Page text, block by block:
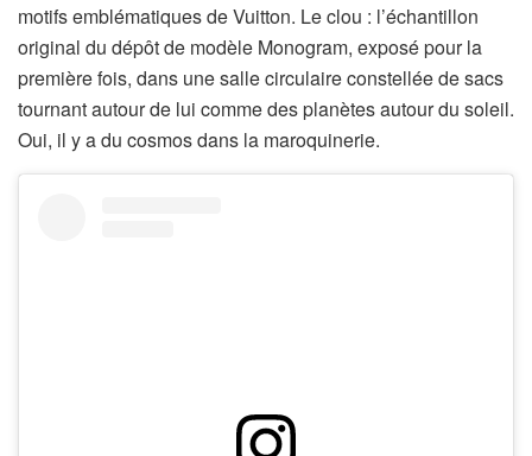
motifs emblématiques de Vuitton. Le clou : l’échantillon
original du dépôt de modèle Monogram, exposé pour la
première fois, dans une salle circulaire constellée de sacs
tournant autour de lui comme des planètes autour du soleil.
Oui, il y a du cosmos dans la maroquinerie.